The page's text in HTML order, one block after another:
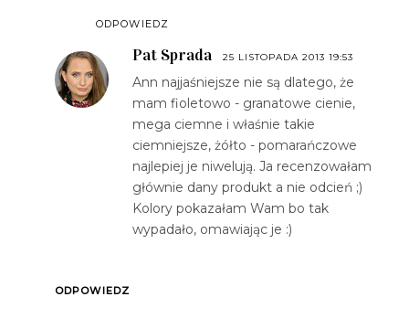
ODPOWIEDZ
Pat Sprada 25 LISTOPADA 2013 19:53
Ann najjaśniejsze nie są dlatego, że
mam fioletowo - granatowe cienie,
mega ciemne i właśnie takie
ciemniejsze, żółto - pomarańczowe
najlepiej je niwelują. Ja recenzowałam
głównie dany produkt a nie odcień ;)
Kolory pokazałam Wam bo tak
wypadało, omawiając je :)
ODPOWIEDZ